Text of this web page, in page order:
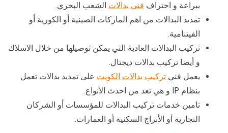
ببراعة و احتراف فني بدالات الشعب البحري.
تمديد البدالات من اهم الماركات الصينية أو الكورية أو
الفيتنامية.
تركيب البدالات العادية التي يمكن توصيلها من خلال الاسلاك
و أيضا تركيب بدالات ديجتال.
يعمل فني تركيب بدالات الكويت على تمديد بدالات تعمل
بنظام IP و هي تعد من احدث الأنواع.
تامين خدمات تركيب البدالات للمؤسسات أو الشركان
التجارية أو الأبراج السكنية أو العمارات.